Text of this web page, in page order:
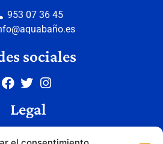
953 07 36 45
sociales
Legal